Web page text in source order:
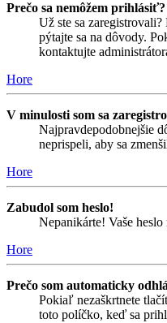
Prečo sa nemôžem prihlásiť?
Už ste sa
pýtajte sa na dôvody.
kontaktujte
Hore
V minulosti som sa
Najpravdepodobnejšie
neprispeli, aby sa
Hore
Zabudol som heslo!
Nepanikárte! Vaše
Hore
Prečo som automaticky
Pokiaľ nezaškrtnete
toto políčko, keď sa